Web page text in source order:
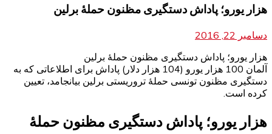
هزار یورو؛ پاداش دستگیری مظنون حملۀ برلین
دسامبر 22, 2016
هزار یورو؛ پاداش دستگیری مظنون حملۀ برلین
آلمان 100 هزار یورو (104 هزار دلار) پاداش برای اطلاعاتی که به
دستگیری مظنون تونسی حملۀ تروریستی برلین بیانجامد، تعیین
کرده است.
هزار یورو؛ پاداش دستگیری مظنون حملۀ